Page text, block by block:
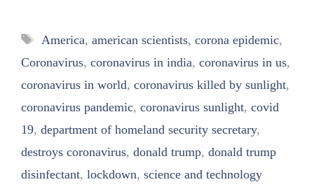
Tags
America, american scientists, corona epidemic,
Coronavirus, coronavirus in india, coronavirus in us,
coronavirus in world, coronavirus killed by sunlight,
coronavirus pandemic, coronavirus sunlight, covid
19, department of homeland security secretary,
destroys coronavirus, donald trump, donald trump
disinfectant, lockdown, science and technology